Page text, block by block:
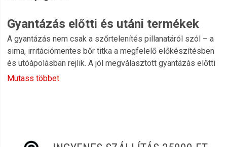
Gyantázás előtti és utáni termékek
A gyantázás nem csak a szőrtelenítés pillanatáról szól – a
sima, irritációmentes bőr titka a megfelelő előkészítésben
és utóápolásban rejlik. A jól megválasztott gyantázás előtti
és utáni termékek segítenek megóvni a bőrt, fokozzák a
kozmetikusok és otthoni felhasználók egyaránt
Mutass többet